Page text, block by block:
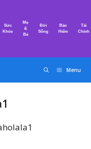
Sức
Khỏe
Mẹ
&
Bé
Đời
Sống
Bảo
Hiểm
Tài
Chính
Menu